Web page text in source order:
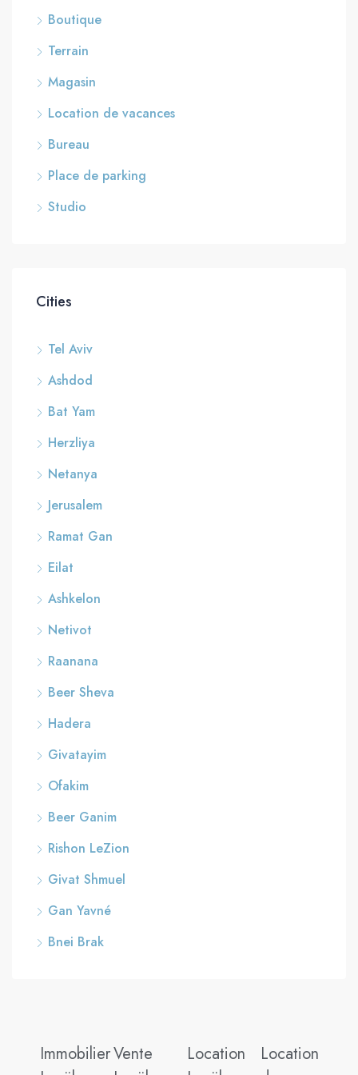
Boutique
Terrain
Magasin
Location de vacances
Bureau
Place de parking
Studio
Cities
Tel Aviv
Ashdod
Bat Yam
Herzliya
Netanya
Jerusalem
Ramat Gan
Eilat
Ashkelon
Netivot
Raanana
Beer Sheva
Hadera
Givatayim
Ofakim
Beer Ganim
Rishon LeZion
Givat Shmuel
Gan Yavné
Bnei Brak
ImmobilierVente
Location
Location